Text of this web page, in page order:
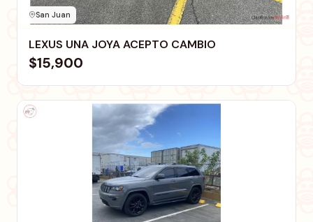
San Juan
LEXUS UNA JOYA ACEPTO CAMBIO
$15,900